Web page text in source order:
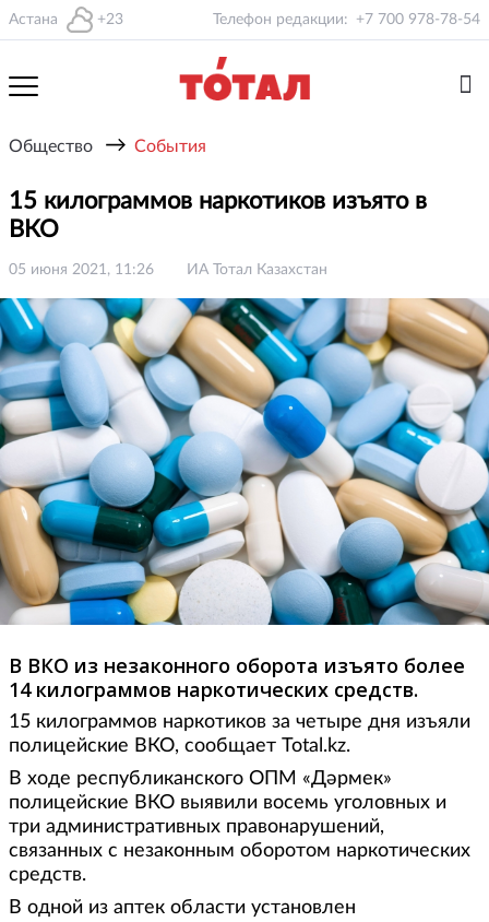
Астана +23 Телефон редакции: +7 700 978-78-54
Общество → События
15 килограммов наркотиков изъято в
ВКО
05 июня 2021, 11:26 ИА Тотал Казахстан
В ВКО из незаконного оборота изъято более
14 килограммов наркотических средств.
15 килограммов наркотиков за четыре дня изъяли
полицейские ВКО, сообщает Total.kz.
В ходе республиканского ОПМ «Дәрмек»
полицейские ВКО выявили восемь уголовных и
три административных правонарушений,
связанных с незаконным оборотом наркотических
средств.
В одной из аптек области установлен